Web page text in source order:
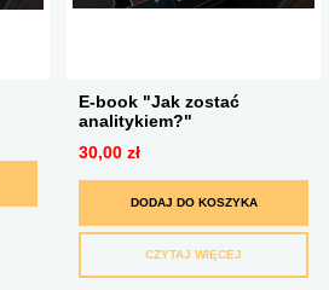
E-book "Jak zostać
analitykiem?"
30,00 zł
DODAJ DO KOSZYKA
CZYTAJ WIĘCEJ